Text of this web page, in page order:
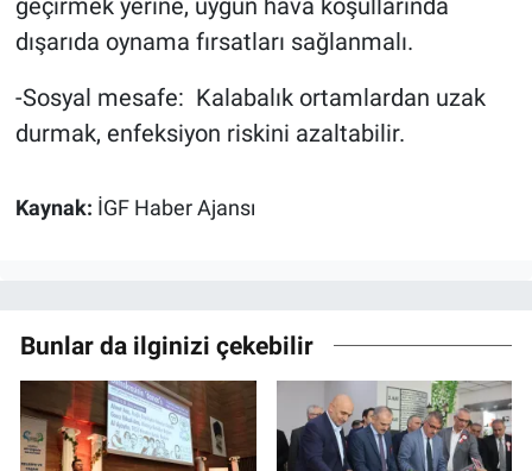
geçirmek yerine, uygun hava koşullarında
dışarıda oynama fırsatları sağlanmalı.
-Sosyal mesafe: Kalabalık ortamlardan uzak
durmak, enfeksiyon riskini azaltabilir.
Kaynak: İGF Haber Ajansı
Bunlar da ilginizi çekebilir